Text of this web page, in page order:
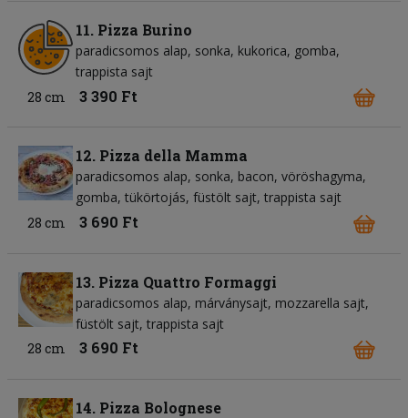
11. Pizza Burino
paradicsomos alap sonka kukorica gomba
trappista sajt
28 cm
3 390 Ft
12. Pizza della Mamma
paradicsomos alap sonka bacon vöröshagyma
gomba tükörtojás füstölt sajt trappista sajt
28 cm
3 690 Ft
13. Pizza Quattro Formaggi
paradicsomos alap márványsajt mozzarella sajt
füstölt sajt trappista sajt
28 cm
3 690 Ft
14. Pizza Bolognese